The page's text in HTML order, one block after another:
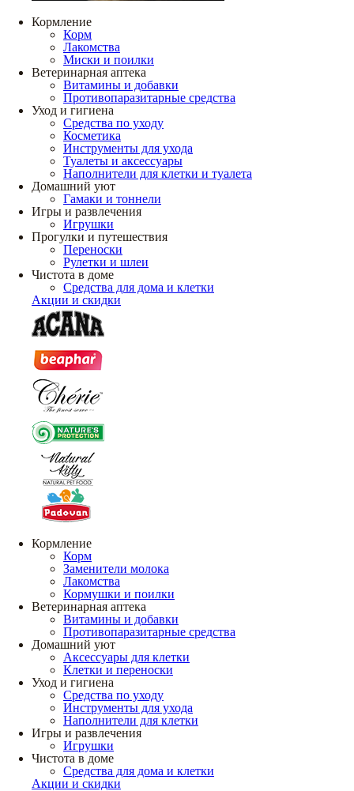
Кормление
Корм
Лакомства
Миски и поилки
Ветеринарная аптека
Витамины и добавки
Противопаразитарные средства
Уход и гигиена
Средства по уходу
Косметика
Инструменты для ухода
Туалеты и аксессуары
Наполнители для клетки и туалета
Домашний уют
Гамаки и тоннели
Игры и развлечения
Игрушки
Прогулки и путешествия
Переноски
Рулетки и шлеи
Чистота в доме
Средства для дома и клетки
Акции и скидки
Кормление
Корм
Заменители молока
Лакомства
Кормушки и поилки
Ветеринарная аптека
Витамины и добавки
Противопаразитарные средства
Домашний уют
Аксессуары для клетки
Клетки и переноски
Уход и гигиена
Средства по уходу
Инструменты для ухода
Наполнители для клетки
Игры и развлечения
Игрушки
Чистота в доме
Средства для дома и клетки
Акции и скидки